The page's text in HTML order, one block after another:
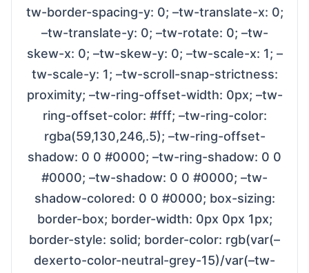
tw-border-spacing-y: 0; –tw-translate-x: 0;
–tw-translate-y: 0; –tw-rotate: 0; –tw-
skew-x: 0; –tw-skew-y: 0; –tw-scale-x: 1; –
tw-scale-y: 1; –tw-scroll-snap-strictness:
proximity; –tw-ring-offset-width: 0px; –tw-
ring-offset-color: #fff; –tw-ring-color:
rgba(59,130,246,.5); –tw-ring-offset-
shadow: 0 0 #0000; –tw-ring-shadow: 0 0
#0000; –tw-shadow: 0 0 #0000; –tw-
shadow-colored: 0 0 #0000; box-sizing:
border-box; border-width: 0px 0px 1px;
border-style: solid; border-color: rgb(var(–
dexerto-color-neutral-grey-15)/var(–tw-